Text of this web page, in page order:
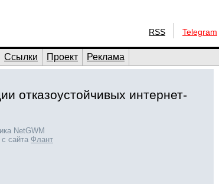
RSS Telegram
Ссылки Проект Реклама
отказоустойчивых интернет-
NetGWM
сайта Флант